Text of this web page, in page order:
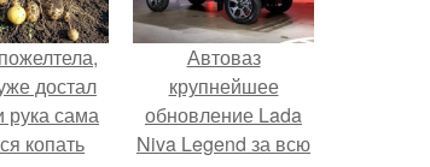
достал
рука сама
копать
Автоваз
крупнейшее
обновление Lada
Niva Legend за всю